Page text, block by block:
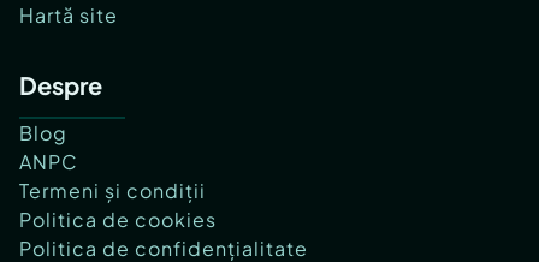
Hartă site
Despre
Blog
ANPC
Termeni și condiții
Politica de cookies
Politica de confidențialitate